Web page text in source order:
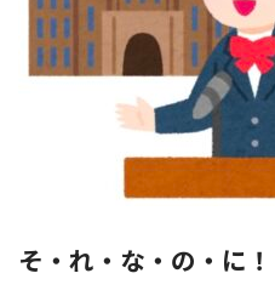
そ・れ・な・の・に！